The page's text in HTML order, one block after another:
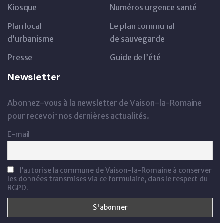
Kiosque
Numéros urgence santé
Plan local
d’urbanisme
Le plan communal
de sauvegarde
Presse
Guide de l’été
Newsletter
Abonnez-vous à la newsletter de Vaison-la-Romaine
pour recevoir nos dernières actualités.
E-mail
J’autorise la commune de Vaison-la-Romaine à conserver
les données transmises via ce formulaire, dans le respect du
RGPD.